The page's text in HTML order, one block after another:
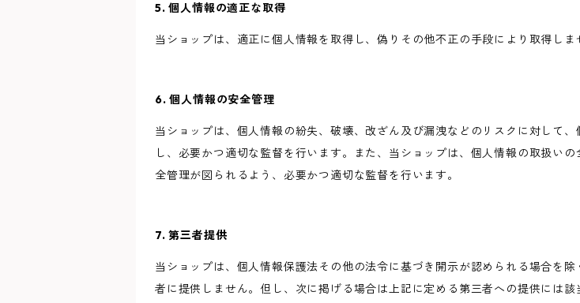
5. 個人情報の適正な取得
当ショップは、適正に個人情報を取得し、偽りその他不正の手段により取得しま
6. 個人情報の安全管理
当ショップは、個人情報の紛失、破壊、改ざん及び漏洩などのリスクに対して
し、必要かつ適切な監督を行います。また、当ショップは、個人情報の取扱い
全管理が図られるよう、必要かつ適切な監督を行います。
7. 第三者提供
当ショップは、個人情報保護法その他の法令に基づき開示が認められる場合を
者に提供しません。但し、次に掲げる場合は上記に定める第三者への提供には該